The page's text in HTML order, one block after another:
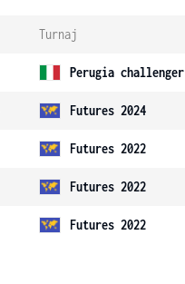
Turnaj
Perugia challenger
Futures 2024
Futures 2022
Futures 2022
Futures 2022